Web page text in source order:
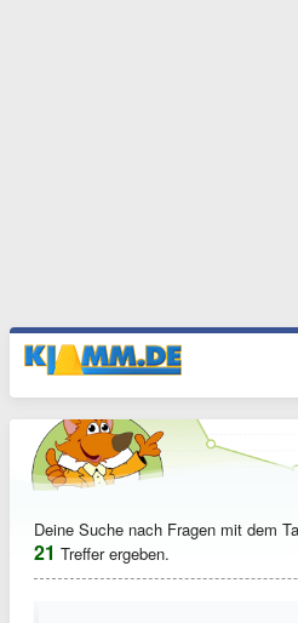
Deine Suche nach Fragen mit dem
21 Treffer ergeben.